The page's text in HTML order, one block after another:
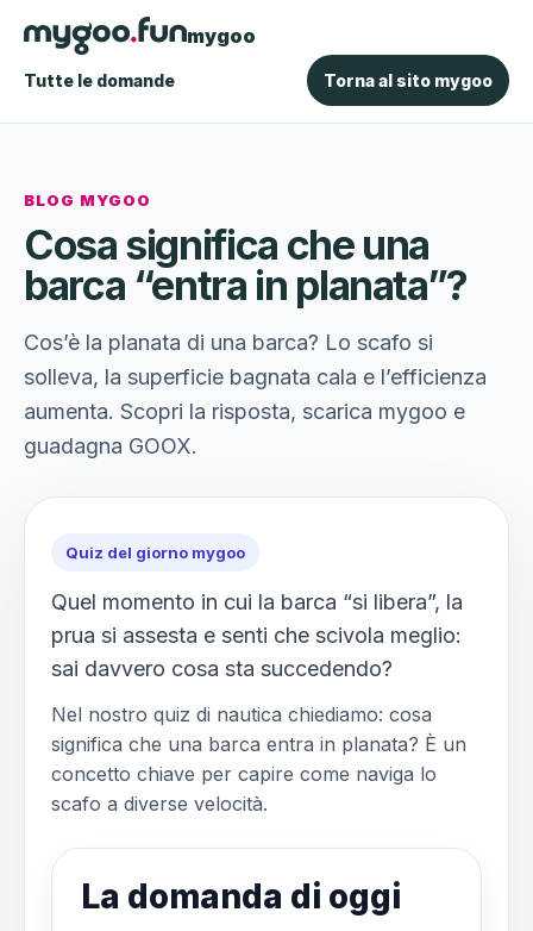
mygoo
Tutte le domande Torna al sito mygoo
BLOG MYGOO
Cosa significa che una
barca “entra in planata”?
Cos’è la planata di una barca? Lo scafo si
solleva, la superficie bagnata cala e l’efficienza
aumenta. Scopri la risposta, scarica mygoo e
guadagna GOOX.
Quiz del giorno mygoo
Quel momento in cui la barca “si libera”, la
prua si assesta e senti che scivola meglio:
sai davvero cosa sta succedendo?
Nel nostro quiz di nautica chiediamo: cosa
significa che una barca entra in planata? È un
concetto chiave per capire come naviga lo
scafo a diverse velocità.
La domanda di oggi